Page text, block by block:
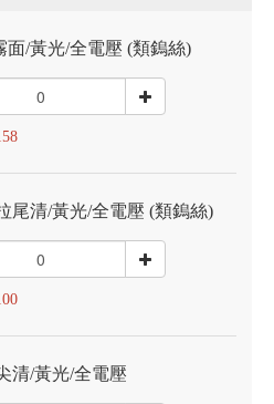
面/黃光/全電壓 (類鎢絲)
尾清/黃光/全電壓 (類鎢絲)
清/黃光/全電壓